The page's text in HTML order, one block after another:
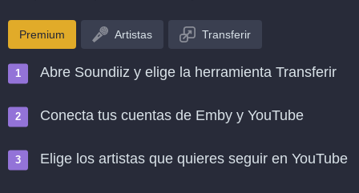
Premium Artistas Transferir
Abre Soundiiz y elige la herramienta Transferir
Conecta tus cuentas de Emby y YouTube
Elige los artistas que quieres seguir en YouTube